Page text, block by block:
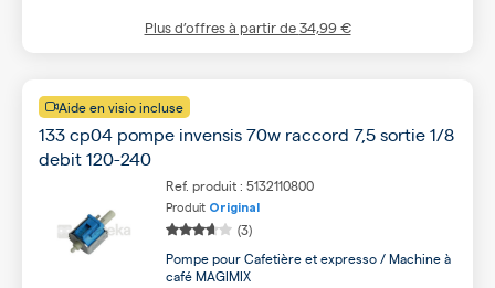
Plus d’offres à partir de34,99 €
Aide en visio incluse
133 cp04 pompe invensis 70w raccord 7,5 sortie 1/8
debit 120-240
Ref. produit : 5132110800
Produit Original
(3)
Pompe pour Cafetière et expresso / Machine à
café MAGIMIX